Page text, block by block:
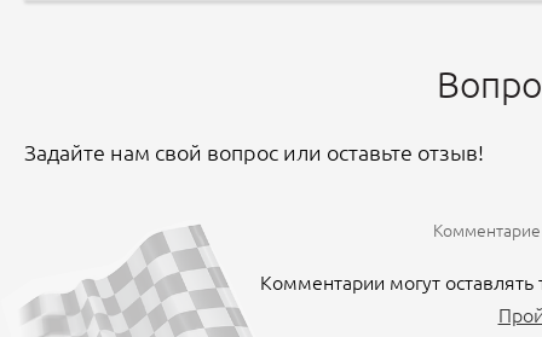
Задайте нам свой вопрос или оставьте отзыв!
Комментарии могут